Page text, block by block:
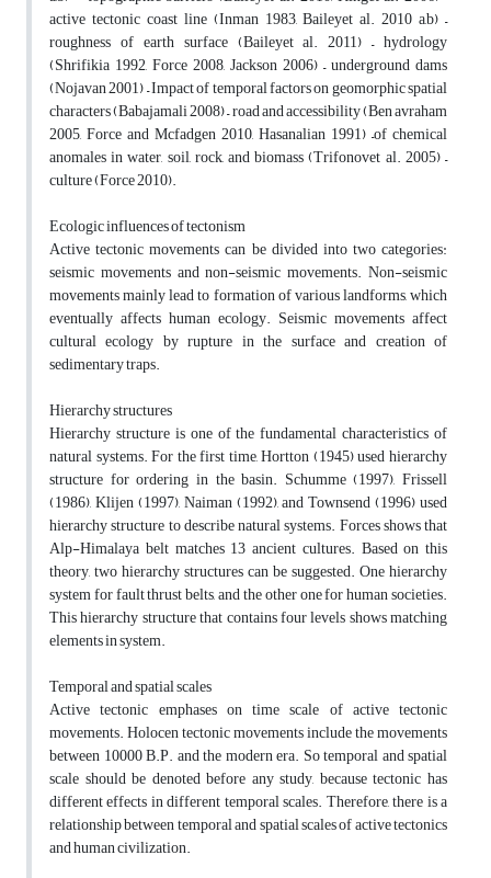
active tectonic coast line (Inman 1983, Baileyet al. 2010 a,b) –
roughness of earth surface (Baileyet al. 2011) – hydrology
(Shrifikia 1992, Force 2008, Jackson 2006) – underground dams
(Nojavan 2001) – Impact of temporal factors on geomorphic spatial
characters (Babajamali 2008) – road and accessibility (Ben avraham
2005, Force and Mcfadgen 2010, Hasanalian 1991) –of chemical
anomales in water, soil, rock, and biomass (Trifonovet al. 2005) –
culture (Force 2010).
Ecologic influences of tectonism
Active tectonic movements can be divided into two categories:
seismic movements and non-seismic movements. Non-seismic
movements mainly lead to formation of various landforms, which
eventually affects human ecology. Seismic movements affect
cultural ecology by rupture in the surface and creation of
sedimentary traps.
Hierarchy structures
Hierarchy structure is one of the fundamental characteristics of
natural systems. For the first time, Hortton (1945) used hierarchy
structure for ordering in the basin. Schumme (1997), Frissell
(1986), Klijen (1997), Naiman (1992), and Townsend (1996) used
hierarchy structure to describe natural systems. Forces shows that
Alp-Himalaya belt matches 13 ancient cultures. Based on this
theory, two hierarchy structures can be suggested. One hierarchy
system for fault thrust belts, and the other one for human societies.
This hierarchy structure that contains four levels shows matching
elements in system.
Temporal and spatial scales
Active tectonic emphases on time scale of active tectonic
movements. Holocen tectonic movements include the movements
between 10000 B.P. and the modern era. So temporal and spatial
scale should be denoted before any study, because tectonic has
different effects in different temporal scales. Therefore, there is a
relationship between temporal and spatial scales of active tectonics
and human civilization.